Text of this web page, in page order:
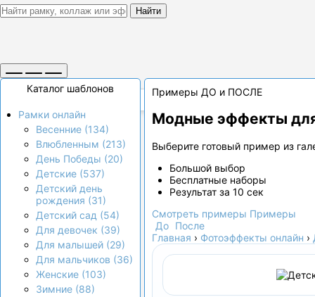
Найти
Каталог шаблонов
Рамки онлайн
Весенние (134)
Влюбленным (213)
День Победы (20)
Детские (537)
Детский день
рождения (31)
Детский сад (54)
Для девочек (39)
Для малышей (29)
Для мальчиков (36)
Женские (103)
Зимние (88)
Примеры ДО и ПОСЛЕ
Модные эффекты
Выберите готовый пример из
Большой выбор
Бесплатные наборы
Результат за 10 сек
Смотреть примеры Примеры
До После
Главная › Фотоэффекты онлайн ›